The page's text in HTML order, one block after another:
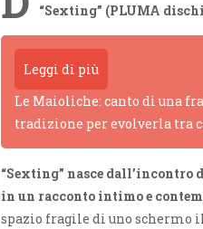
“Sexting” (PLUMA
Leggi di più
Le Maioliche: canto di una
tradizione per evolverla tra
“Sexting” nasce dall’incontro
in un racconto intimo e
spazio fragile di uno schermo